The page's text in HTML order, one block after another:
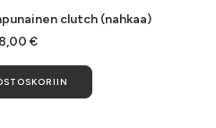
clutch (nahkaa)
€